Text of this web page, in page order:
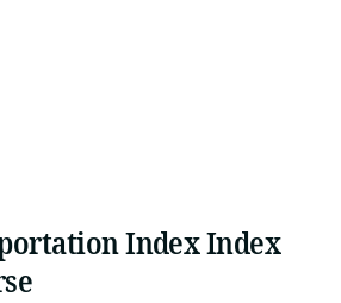
Index Index